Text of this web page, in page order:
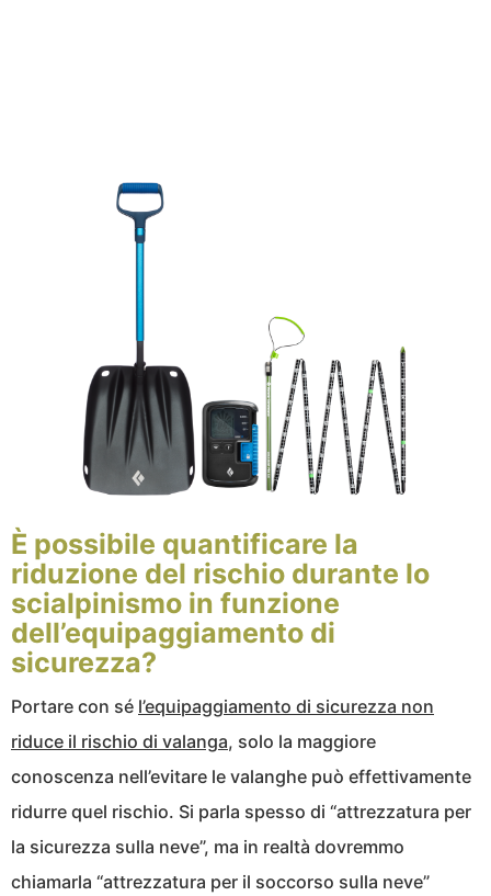
È possibile quantificare la
riduzione del rischio durante lo
scialpinismo in funzione
dell’equipaggiamento di
sicurezza?
Portare con sé l’equipaggiamento di sicurezza non
riduce il rischio di valanga, solo la maggiore
conoscenza nell’evitare le valanghe può effettivamente
ridurre quel rischio. Si parla spesso di “attrezzatura per
la sicurezza sulla neve”, ma in realtà dovremmo
chiamarla “attrezzatura per il soccorso sulla neve”